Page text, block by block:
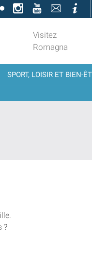
FlickrInstagramYouTubeContatti
Visitez
Romagna
SPORT, LOISIR ET BIEN-
?